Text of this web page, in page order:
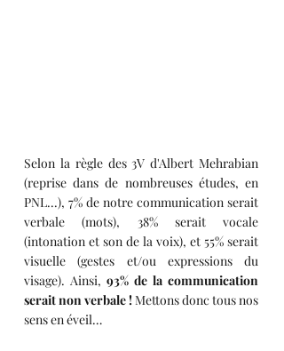
Selon la règle des 3V d'Albert Mehrabian
(reprise dans de nombreuses études, en
PNL...), 7% de notre communication serait
verbale (mots), 38% serait vocale
(intonation et son de la voix), et 55% serait
visuelle (gestes et/ou expressions du
visage). Ainsi, 93% de la communication
serait non verbale ! Mettons donc tous nos
sens en éveil…